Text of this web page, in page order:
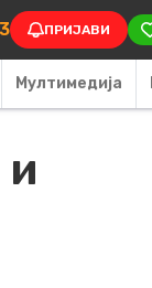
ПРИЈАВИ
Мултимедија